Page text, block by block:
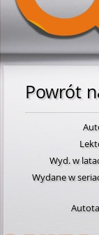
Powrót
Wyd. w
Wydane w